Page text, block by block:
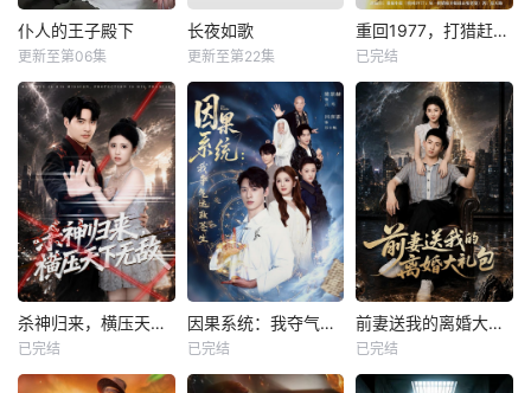
仆人的王子殿下
更新至第06集
长夜如歌
更新至第22集
重回1977，打猎赶山娶老婆
已完结
杀神归来，横压天下无敌
已完结
因果系统：我夺气运救苍生
已完结
前妻送我的离婚大礼包
已完结